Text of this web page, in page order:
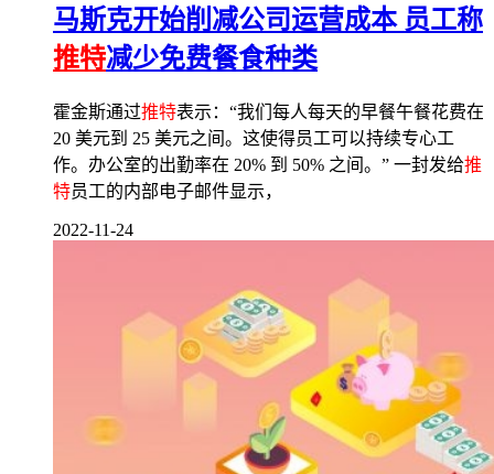
马斯克开始削减公司运营成本 员工称
推特减少免费餐食种类
霍金斯通过推特表示：“我们每人每天的早餐午餐花费在
20 美元到 25 美元之间。这使得员工可以持续专心工
作。办公室的出勤率在 20% 到 50% 之间。” 一封发给推
特员工的内部电子邮件显示，
2022-11-24